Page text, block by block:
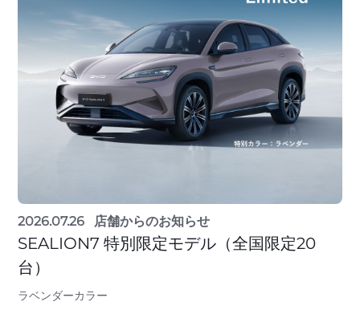
2026.07.26 店舗からのお知らせ
SEALION7 特別限定モデル（全国限定20
台）
ラベンダーカラー